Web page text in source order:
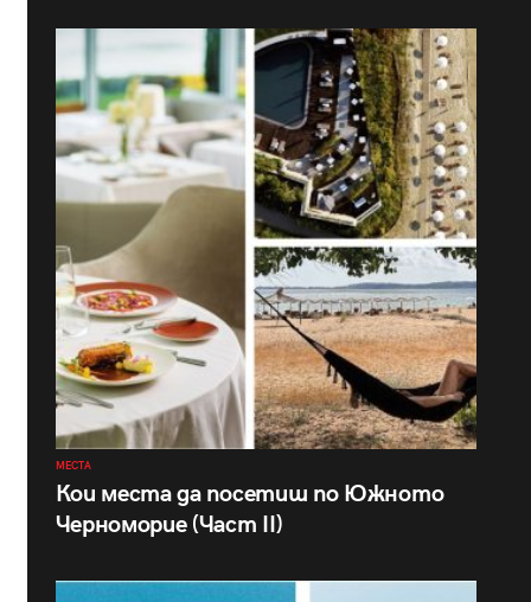
МЕСТА
Кои места да посетиш по Южното
Черноморие (Част II)